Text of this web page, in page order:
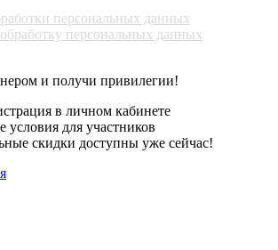
персональных данных
персональных данных
и получи привилегии!
в личном кабинете
условия для участников
скидки доступны уже сейчас!